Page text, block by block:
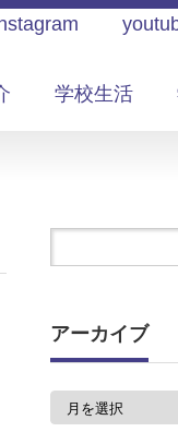
学校生活
アーカイブ
ア